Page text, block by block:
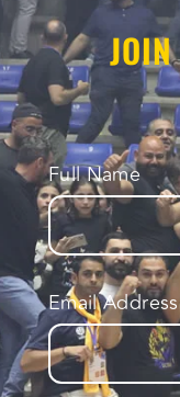
Full Name
Email Address